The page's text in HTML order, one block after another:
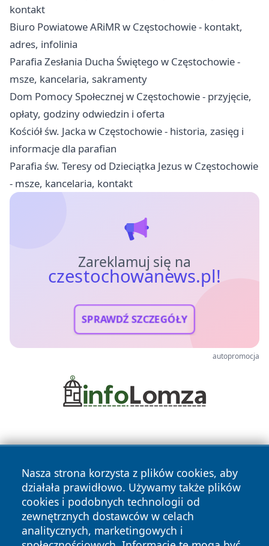
kontakt
Biuro Powiatowe ARiMR w Częstochowie - kontakt,
adres, infolinia
Parafia Zesłania Ducha Świętego w Częstochowie -
msze, kancelaria, sakramenty
Dom Pomocy Społecznej w Częstochowie - przyjęcie,
opłaty, godziny odwiedzin i oferta
Kościół św. Jacka w Częstochowie - historia, zasięg i
informacje dla parafian
Parafia św. Teresy od Dzieciątka Jezus w Częstochowie
- msze, kancelaria, kontakt
Zareklamuj się na
czestochowanews.pl!
SPRAWDŹ SZCZEGÓŁY
autopromocja
Nasza strona korzysta z plików cookies, aby
działała prawidłowo. Używamy także plików
cookies i podobnych technologii od
zewnętrznych dostawców w celach
analitycznych, marketingowych i
Copyright © 2026 czestochowanews.pl Wszystkie prawa
zastrzeżone.